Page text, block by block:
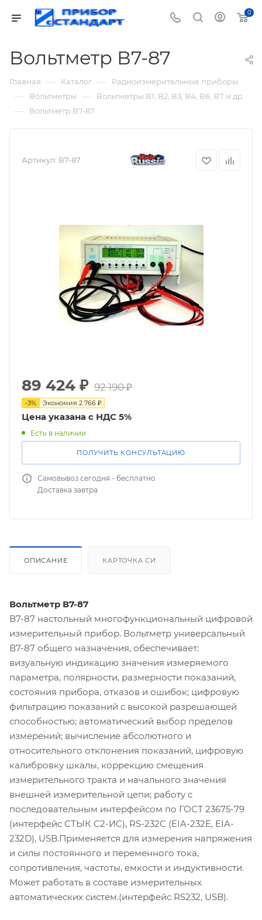
0
Вольтметр В7-87
Главная — Каталог — Радиоизмерительные приборы
— Вольтметры — Вольтметры В1, В2, В3, В4, В6, В7 и др
— Вольтметр В7-87
Артикул: В7-87
89 424 ₽ 92 190₽
-3% Экономия 2 766 ₽
Цена указана с НДС 5%
Есть в наличии
ПОЛУЧИТЬ КОНСУЛЬТАЦИЮ
Самовывоз сегодня - бесплатно
Доставка завтра
ОПИСАНИЕ КАРТОЧКА СИ
Вольтметр В7-87
В7-87 настольный многофункциональный цифровой
измерительный прибор. Вольтметр универсальный
В7-87 общего назначения, обеспечивает:
визуальную индикацию значения измеряемого
параметра, полярности, размерности показаний,
состояния прибора, отказов и ошибок; цифровую
фильтрацию показаний с высокой разрешающей
способностью; автоматический выбор пределов
измерений; вычисление абсолютного и
относительного отклонения показаний, цифровую
калибровку шкалы, коррекцию смещения
измерительного тракта и начального значения
внешней измерительной цепи; работу с
последовательным интерфейсом по ГОСТ 23675-79
(интерфейс CТЫК С2-ИС), RS-232C (EIA-232E, EIA-
232D), USB.Применяется для измерения напряжения
и силы постоянного и переменного тока,
сопротивления, частоты, емкости и индуктивности.
Может работать в составе измерительных
автоматических систем.(интерфейс RS232, USB).